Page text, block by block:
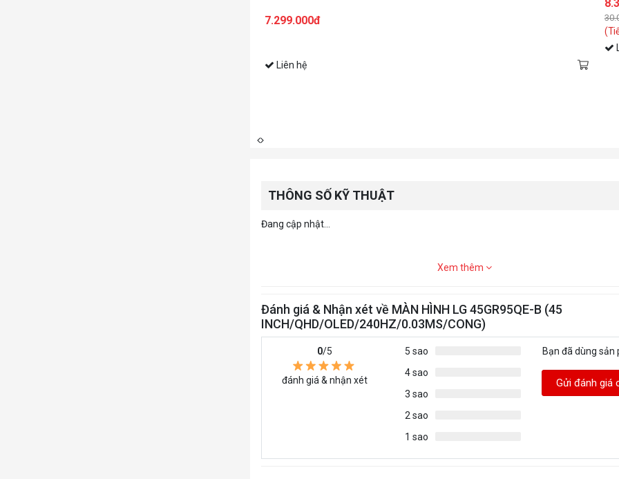
30.099.000đ (Tiết
THÔNG SỐ KỸ THUẬT
Đang cập nhật...
Xem thêm
Đánh giá & Nhận xét về MÀN HÌNH LG 45GR95QE-B (45
INCH/QHD/OLED/240HZ/0.03MS/CONG)
0/5
đánh giá & nhận xét
5 sao
4 sao
3 sao
2 sao
1 sao
Bạn đã dùng sản
Gửi đánh giá